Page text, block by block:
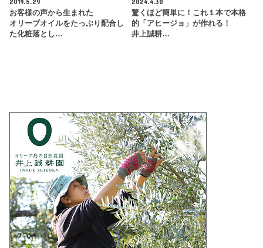
お客様の声から生まれた
オリーブオイルをたっぷり配合し
た化粧落とし…
驚くほど簡単に！これ１本で本格
的「アヒージョ」が作れる！
井上誠耕…